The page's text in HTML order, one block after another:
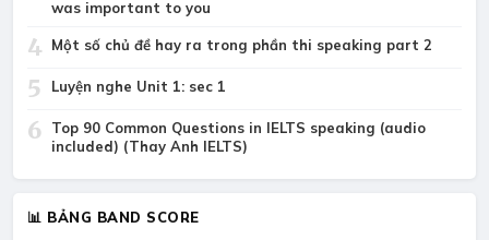
was important to you
4 Một số chủ đề hay ra trong phần thi speaking part 2
5 Luyện nghe Unit 1: sec 1
6
Top 90 Common Questions in IELTS speaking (audio
included) (Thay Anh IELTS)
📊 BẢNG BAND SCORE